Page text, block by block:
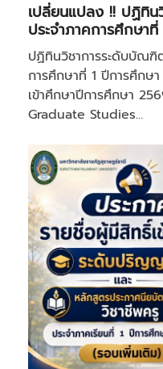
เปลี่ยนแปลง !! ปฏิทิ
ประจำภาคการศึกษา
ปฏิทินวิชาการระดับบัณฑิ
การศึกษาที่ 1 ปีการศึกษ
เข้าศึกษาปีการศึกษา
Graduate Studies…